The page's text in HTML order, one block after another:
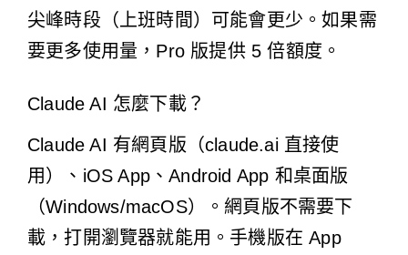
尖峰時段（上班時間）可能會更少。如果需
要更多使用量，Pro 版提供 5 倍額度。
Claude AI 怎麼下載？
Claude AI 有網頁版（claude.ai 直接使
用）、iOS App、Android App 和桌面版
（Windows/macOS）。網頁版不需要下
載，打開瀏覽器就能用。手機版在 App